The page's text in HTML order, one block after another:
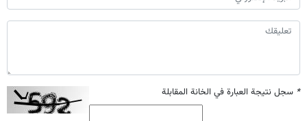
* سجل نتيجة العبارة في الخانة المقابلة